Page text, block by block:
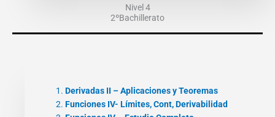
Nivel 4
2ºBachillerato
Derivadas II – Aplicaciones y Teoremas
Funciones IV- Límites, Cont, Derivabilidad